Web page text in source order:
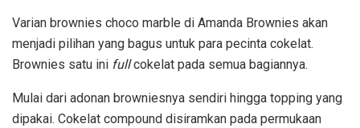
Varian brownies choco marble di Amanda Brownies akan
menjadi pilihan yang bagus untuk para pecinta cokelat.
Brownies satu ini fullcokelat pada semua bagiannya.
Mulai dari adonan browniesnya sendiri hingga topping yang
dipakai. Cokelat compound disiramkan pada permukaan